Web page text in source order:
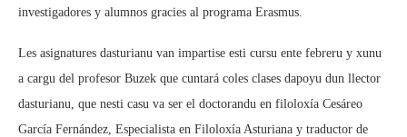
investigadores y alumnos gracies al programa Erasmus.
Les asignatures dasturianu van impartise esti cursu ente febreru y xunu
a cargu del profesor Buzek que cuntará coles clases dapoyu dun llector
dasturianu, que nesti casu va ser el doctorandu en filoloxía Cesáreo
García Fernández, Especialista en Filoloxía Asturiana y traductor de